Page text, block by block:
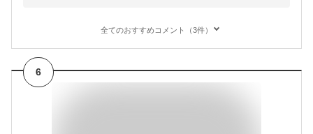
全てのおすすめコメント（3件）
6